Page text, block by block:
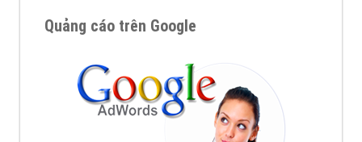
chừ hãy nhấc máy lên và gọi ngay cho chúng tôi theo
support@vietadsgroup.vnđể được tư vấn chuyên
sâu về giải pháp marketing hiệu quả cho doanh nghiệp